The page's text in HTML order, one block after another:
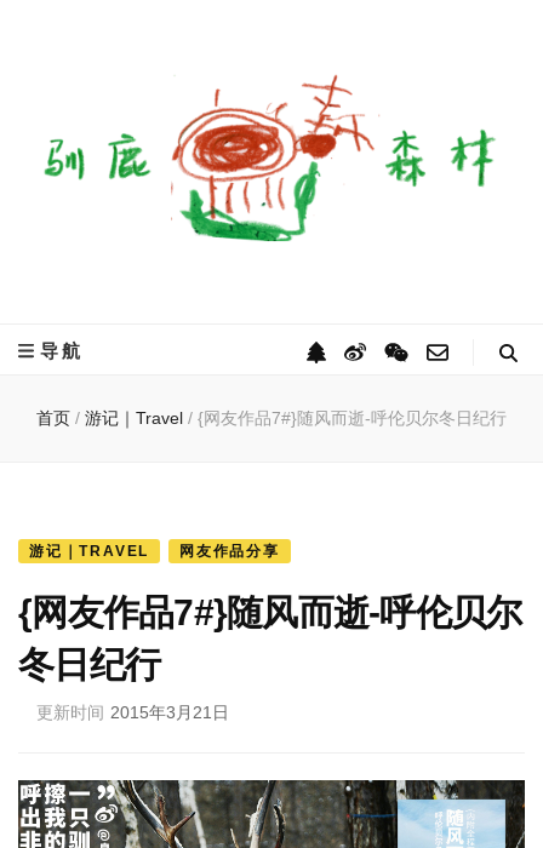
导航
首页 / 游记｜Travel / {网友作品7#}随风而逝-呼伦贝尔冬日纪行
游记｜TRAVEL 网友作品分享
{网友作品7#}随风而逝-呼伦贝尔
冬日纪行
更新时间 2015年3月21日